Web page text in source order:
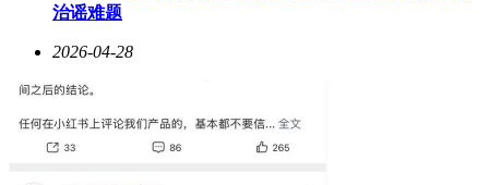
治谣难题
2026-04-28